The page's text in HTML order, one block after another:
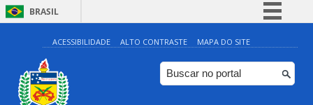
BRASIL
Simplifique!
Comunica BR
Participe
ACESSIBILIDADE ALTO CONTRASTE MAPA DO SITE